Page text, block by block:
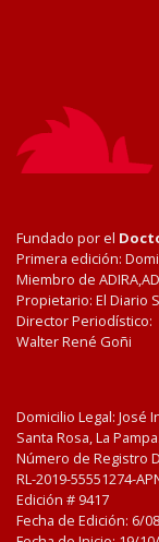
Fundado por el
Primera edición:
Miembro de
Propietario: El Diario
Director Periodístico:
Walter René Goñi
Domicilio Legal: José
Santa Rosa, La Pampa.
Número de Registro
RL-2019-55551274-
Edición # 9417
Fecha de Edición: 6/